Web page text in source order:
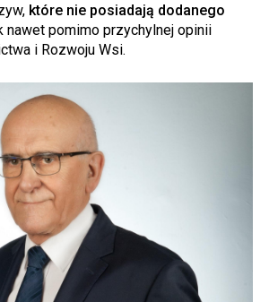
które nie posiadają dodanego
nawet pomimo przychylnej opinii
i Rozwoju Wsi.